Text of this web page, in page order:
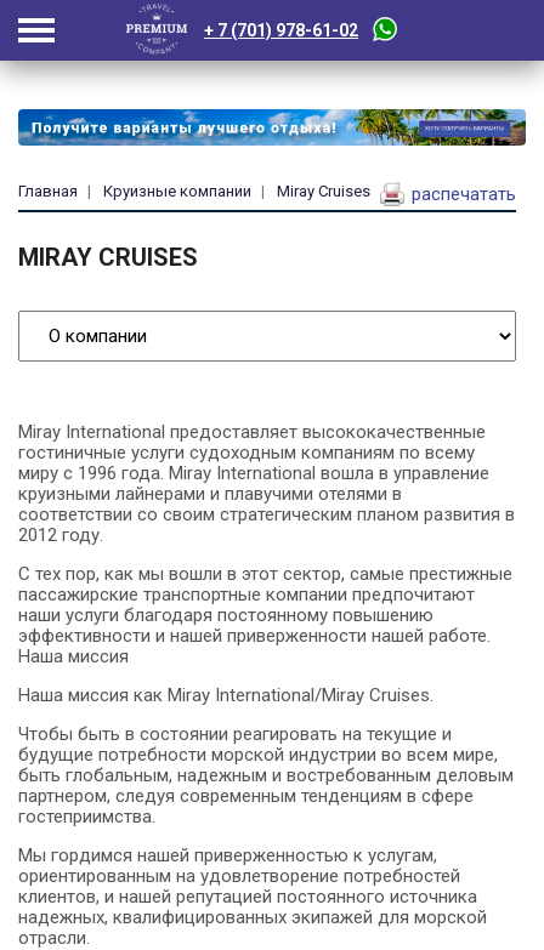
+ 7 (701) 978-61-02
Главная Круизные компании Miray Cruises распечатать
MIRAY CRUISES
Miray International предоставляет высококачественные
гостиничные услуги судоходным компаниям по всему
миру с 1996 года. Miray International вошла в управление
круизными лайнерами и плавучими отелями в
соответствии со своим стратегическим планом развития в
2012 году.
С тех пор, как мы вошли в этот сектор, самые престижные
пассажирские транспортные компании предпочитают
наши услуги благодаря постоянному повышению
эффективности и нашей приверженности нашей работе.
Наша миссия
Наша миссия как Miray International/Miray Cruises.
Чтобы быть в состоянии реагировать на текущие и
будущие потребности морской индустрии во всем мире,
быть глобальным, надежным и востребованным деловым
партнером, следуя современным тенденциям в сфере
гостеприимства.
Мы гордимся нашей приверженностью к услугам,
ориентированным на удовлетворение потребностей
клиентов, и нашей репутацией постоянного источника
надежных, квалифицированных экипажей для морской
отрасли.